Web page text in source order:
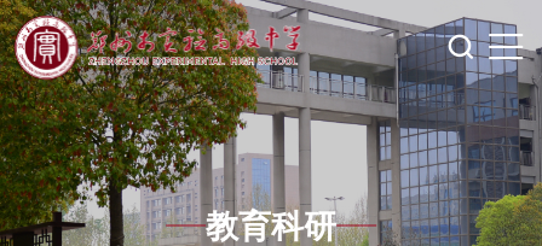
教育科研